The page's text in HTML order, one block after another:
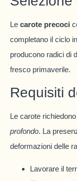
Le carote precoci
completano il ciclo
producono radici di
fresco primaverile.
Requisiti
Le carote
profondo. La
deformazioni delle
Lavorare il